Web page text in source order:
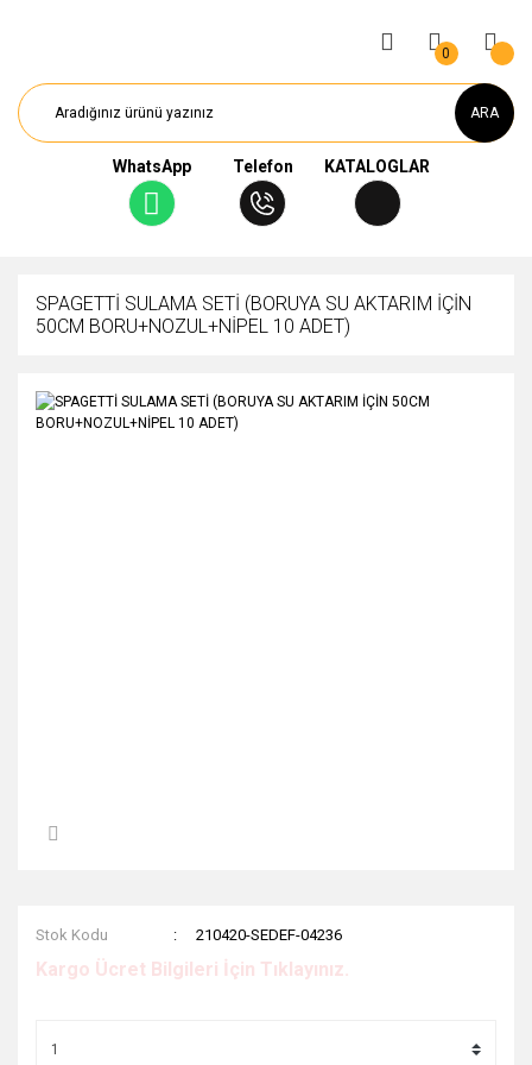
ARA
WhatsApp Telefon KATALOGLAR
0
SPAGETTİ SULAMA SETİ (BORUYA SU AKTARIM İÇİN
50CM BORU+NOZUL+NİPEL 10 ADET)
Stok Kodu 210420-SEDEF-04236
Kargo Ücret Bilgileri İçin Tıklayınız.